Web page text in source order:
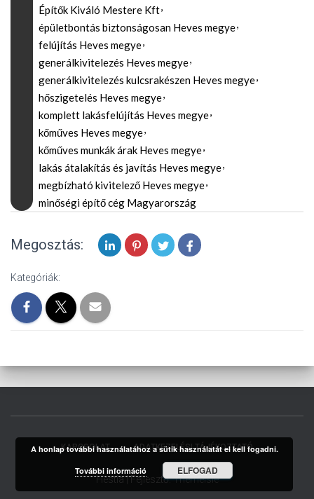
Építők Kiváló Mestere Kft
épületbontás biztonságosan Heves megye
felújítás Heves megye
generálkivitelezés Heves megye
generálkivitelezés kulcsrakészen Heves megye
hőszigetelés Heves megye
komplett lakásfelújítás Heves megye
kőműves Heves megye
kőműves munkák árak Heves megye
lakás átalakítás és javítás Heves megye
megbízható kivitelező Heves megye
minőségi építő cég Magyarország
Megosztás:
Kategóriák:
KAPCSOLAT ADATKEZELÉSI TÁJÉKOZTATÓ
Hestia | Fejlesztő:ThemeIsle
A honlap további használatához a sütik használatát el kell fogadni.
További információ ELFOGAD